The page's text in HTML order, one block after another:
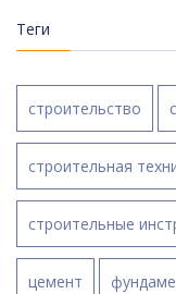
Теги
строительство
строительная
строительные
цемент